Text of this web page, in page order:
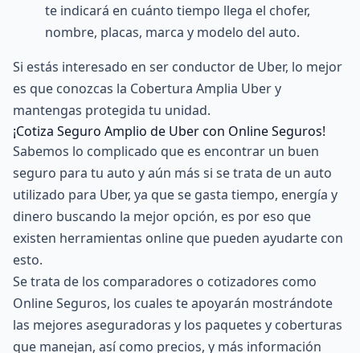
te indicará en cuánto tiempo llega el chofer,
nombre, placas, marca y modelo del auto.
Si estás interesado en ser conductor de Uber, lo mejor
es que conozcas la Cobertura Amplia Uber y
mantengas protegida tu unidad.
¡Cotiza Seguro Amplio de Uber con Online Seguros!
Sabemos lo complicado que es encontrar un buen
seguro para tu auto y aún más si se trata de un auto
utilizado para Uber, ya que se gasta tiempo, energía y
dinero buscando la mejor opción, es por eso que
existen herramientas online que pueden ayudarte con
esto.
Se trata de los comparadores o cotizadores como
Online Seguros, los cuales te apoyarán mostrándote
las mejores aseguradoras y los paquetes y coberturas
que manejan, así como precios, y más información